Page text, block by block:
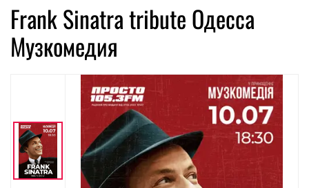
Frank Sinatra tribute Одесса
Музкомедия